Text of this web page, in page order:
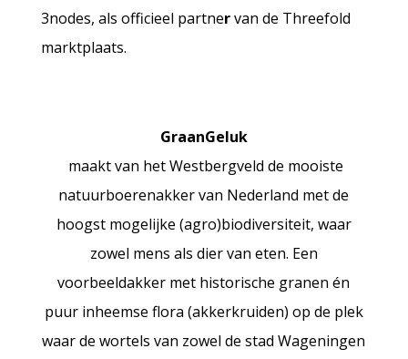
3nodes, als officieel partnervan de Threefold
marktplaats.
GraanGeluk
maakt van het Westbergveld de mooiste
natuurboerenakker van Nederland met de
hoogst mogelijke (agro)biodiversiteit, waar
zowel mens als dier van eten. Een
voorbeeldakker met historische granen én
puur inheemse flora (akkerkruiden) op de plek
waar de wortels van zowel de stad Wageningen